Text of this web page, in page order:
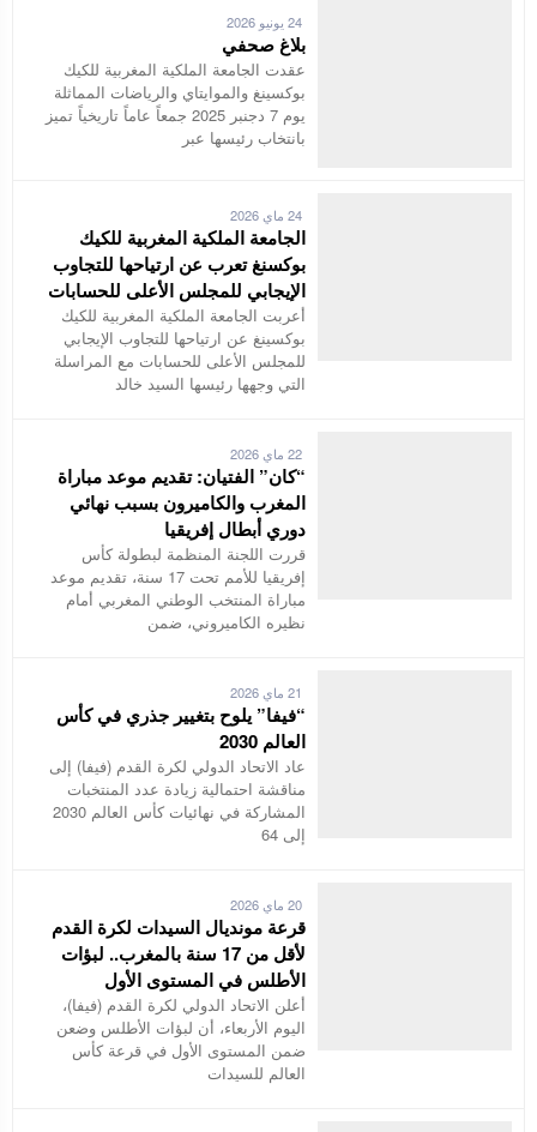
24 يونيو 2026
بلاغ صحفي
عقدت الجامعة الملكية المغربية للكيك
بوكسينغ والموايتاي والرياضات المماثلة
يوم 7 دجنبر 2025 جمعاً عاماً تاريخياً تميز
بانتخاب رئيسها عبر
24 ماي 2026
الجامعة الملكية المغربية للكيك
بوكسنغ تعرب عن ارتياحها للتجاوب
الإيجابي للمجلس الأعلى للحسابات
أعربت الجامعة الملكية المغربية للكيك
بوكسينغ عن ارتياحها للتجاوب الإيجابي
للمجلس الأعلى للحسابات مع المراسلة
التي وجهها رئيسها السيد خالد
22 ماي 2026
“كان” الفتيان: تقديم موعد مباراة
المغرب والكاميرون بسبب نهائي
دوري أبطال إفريقيا
قررت اللجنة المنظمة لبطولة كأس
إفريقيا للأمم تحت 17 سنة، تقديم موعد
مباراة المنتخب الوطني المغربي أمام
نظيره الكاميروني، ضمن
“فيفا” يلوح بتغيير جذري في كأس
العالم 2030
عاد الاتحاد الدولي لكرة القدم (فيفا) إلى
مناقشة احتمالية زيادة عدد المنتخبات
المشاركة في نهائيات كأس العالم 2030
إلى 64
20 ماي 2026
قرعة مونديال السيدات لكرة القدم
لأقل من 17 سنة بالمغرب.. لبؤات
الأطلس في المستوى الأول
أعلن الاتحاد الدولي لكرة القدم (فيفا)،
اليوم الأربعاء، أن لبؤات الأطلس وضعن
ضمن المستوى الأول في قرعة كأس
العالم للسيدات